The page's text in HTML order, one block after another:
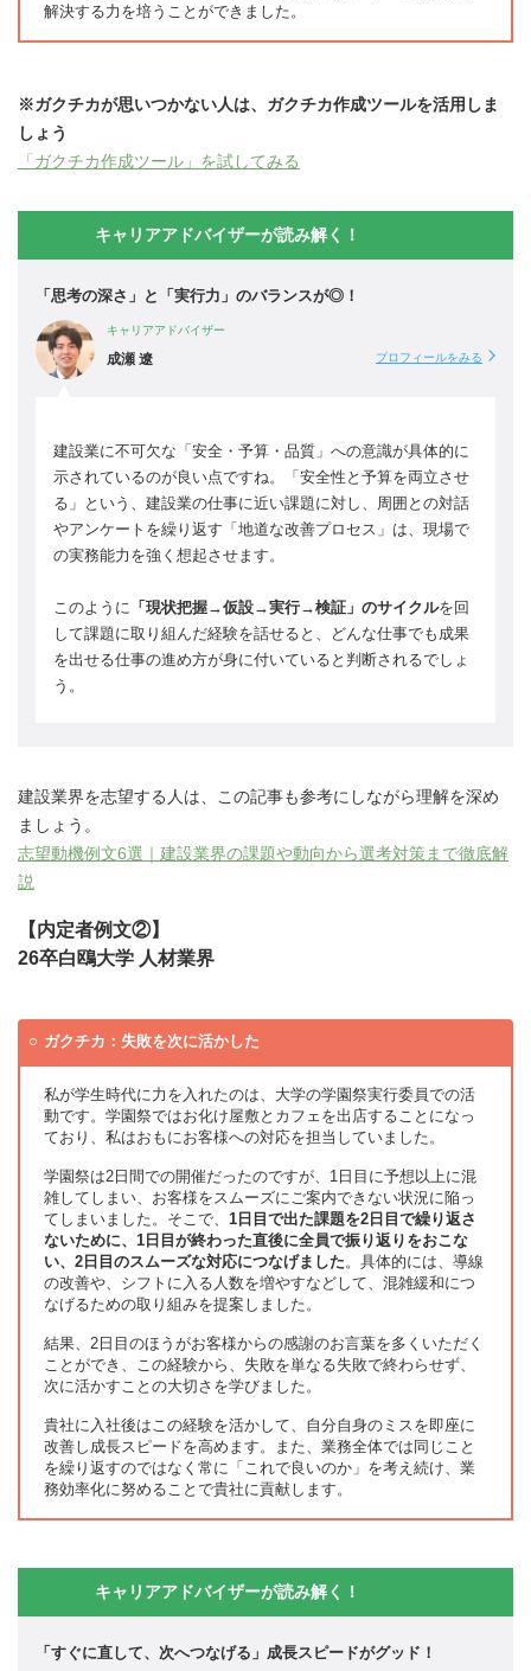
解決する力を培うことができました。
※ガクチカが思いつかない人は、ガクチカ作成ツールを活用しま
しょう
「ガクチカ作成ツール」を試してみる
キャリアアドバイザーが読み解く！
「思考の深さ」と「実行力」のバランスが◎！
キャリアアドバイザー
成瀬 遼 プロフィールをみる
建設業に不可欠な「安全・予算・品質」への意識が具体的に
示されているのが良い点ですね。「安全性と予算を両立させ
る」という、建設業の仕事に近い課題に対し、周囲との対話
やアンケートを繰り返す「地道な改善プロセス」は、現場で
の実務能力を強く想起させます。
このように 「現状把握→仮設→実行→検証」のサイクルを回
して課題に取り組んだ経験を話せると、どんな仕事でも成果
を出せる仕事の進め方が身に付いていると判断されるでしょ
う。
建設業界を志望する人は、この記事も参考にしながら理解を深め
ましょう。
志望動機例文6選｜建設業界の課題や動向から選考対策まで徹底解
説
【内定者例文②】
26卒白鴎大学 人材業界
ガクチカ：失敗を次に活かした
私が学生時代に力を入れたのは、大学の学園祭実行委員での活
動です。学園祭ではお化け屋敷とカフェを出店することになっ
ており、私はおもにお客様への対応を担当していました。
学園祭は2日間での開催だったのですが、1日目に予想以上に混
雑してしまい、お客様をスムーズにご案内できない状況に陥っ
てしまいました。そこで、 1日目で出た課題を2日目で繰り返さ
ないために、1日目が終わった直後に全員で振り返りをおこな
い、2日目のスムーズな対応につなげました。具体的には、導線
の改善や、シフトに入る人数を増やすなどして、混雑緩和につ
なげるための取り組みを提案しました。
結果、2日目のほうがお客様からの感謝のお言葉を多くいただく
ことができ、この経験から、失敗を単なる失敗で終わらせず、
次に活かすことの大切さを学びました。
貴社に入社後はこの経験を活かして、自分自身のミスを即座に
改善し成長スピードを高めます。また、業務全体では同じこと
を繰り返すのではなく常に「これで良いのか」を考え続け、業
務効率化に努めることで貴社に貢献します。
キャリアアドバイザーが読み解く！
「すぐに直して、次へつなげる」成長スピードがグッド！